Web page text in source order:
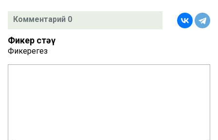
Комментарий 0
Фикер өстәү
Фикерегез